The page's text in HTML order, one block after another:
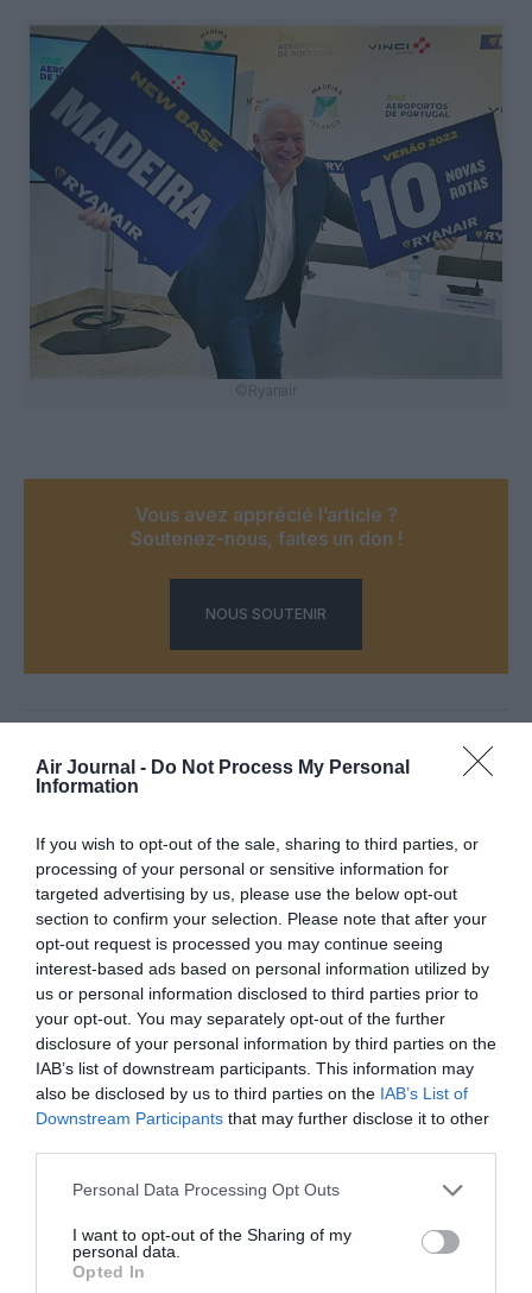
Air Journal - Do Not Process My Personal
Information
If you wish to opt-out of the sale, sharing to third parties, or
processing of your personal or sensitive information for
targeted advertising by us, please use the below opt-out
section to confirm your selection. Please note that after your
opt-out request is processed you may continue seeing
interest-based ads based on personal information utilized by
us or personal information disclosed to third parties prior to
your opt-out. You may separately opt-out of the further
disclosure of your personal information by third parties on the
IAB’s list of downstream participants. This information may
also be disclosed by us to third parties on the IAB’s List of
Downstream Participants that may further disclose it to other
Personal Data Processing Opt Outs
I want to opt-out of the Sharing of my
personal data.
Opted In
©Ryanair
Vous avez apprécié l’article ?
Soutenez-nous, faites un don !
NOUS SOUTENIR
PARTAGER L'ARTICLE
FacebookTwitterPinterestLinkedInEmail Print
COMMENTAIRE(S)
Jeana commenté :
26 novembre 2021 - 18 h
12 min
Beauvais n’est pas Paris heureusement! Faux pas confondre!
a commenté :
29 novembre 2021 - 10 h
17 min